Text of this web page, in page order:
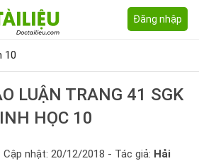
Đăng nhập
10
LUẬN TRANG 41 SGK
HỌC 10
nhật: 20/12/2018 - Tác giả: Hải